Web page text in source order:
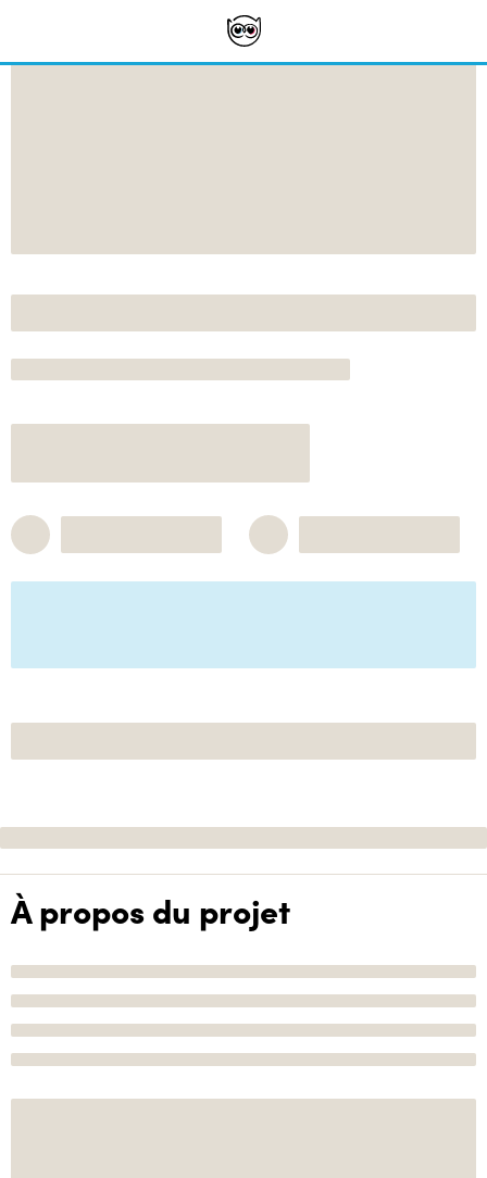
À propos du projet